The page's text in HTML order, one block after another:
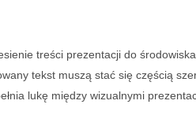
treści prezentacji do
tekst muszą stać się częścią
lukę między wizualnymi